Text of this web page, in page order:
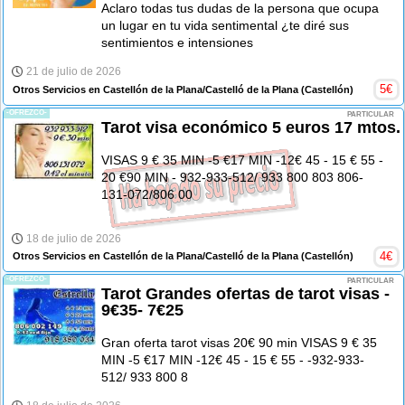
Aclaro todas tus dudas de la persona que ocupa
un lugar en tu vida sentimental ¿te diré sus
sentimientos e intensiones
21 de julio de 2026
Otros Servicios en Castellón de la Plana/Castelló de la Plana (Castellón) 5€
-OFREZCO- PARTICULAR
Tarot visa económico 5 euros 17 mtos.
VISAS 9 € 35 MIN -5 €17 MIN -12€ 45 - 15 € 55 -
20 €90 MIN - 932-933-512/ 933 800 803 806-
131-072/806 00
18 de julio de 2026
Otros Servicios en Castellón de la Plana/Castelló de la Plana (Castellón) 4€
-OFREZCO- PARTICULAR
Tarot Grandes ofertas de tarot visas -
9€35- 7€25
Gran oferta tarot visas 20€ 90 min VISAS 9 € 35
MIN -5 €17 MIN -12€ 45 - 15 € 55 - -932-933-
512/ 933 800 8